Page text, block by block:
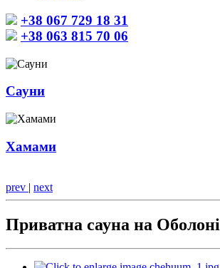
+38 067 729 18 31
+38 063 815 70 06
Сауни
Хамами
prev | next
Приватна сауна на Оболоні